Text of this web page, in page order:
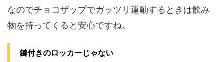
なのでチョコザップでガッツリ運動するときは飲み
物を持ってくると安心ですね。
鍵付きのロッカーじゃない